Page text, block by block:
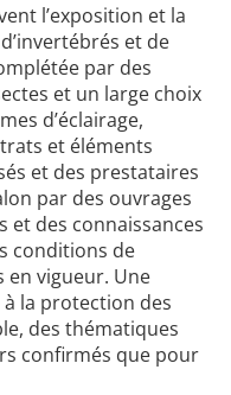
l’exposition et la
et de
par des
et un large choix
d’éclairage,
et éléments
et des prestataires
par des ouvrages
et des connaissances
conditions de
vigueur. Une
la protection des
des thématiques
confirmés que pour